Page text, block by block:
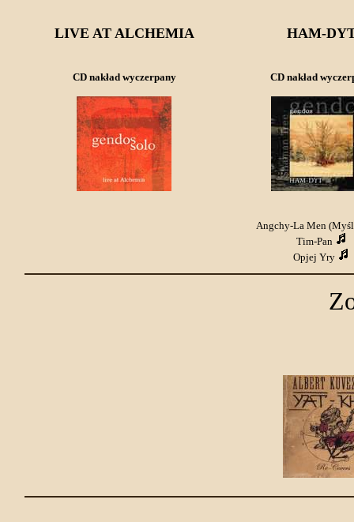
LIVE AT ALCHEMIA
CD nakład wyczerpany
HAM-
CD nakład
Angchy-La Men
Tim-Pan
Opjej Yry